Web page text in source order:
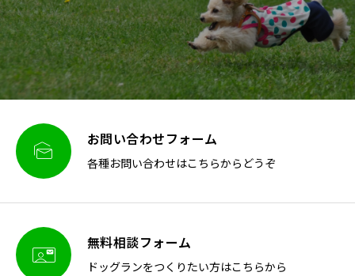
 お問い合わせフォーム
各種お問い合わせはこちらからどうぞ
 無料相談フォーム
ドッグランをつくりたい方はこちらから